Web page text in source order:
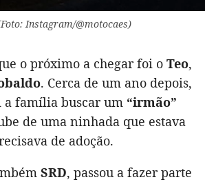
Instagram/@motocaes)
o próximo a chegar foi o Teo,
. Cerca de um ano depois,
a família buscar um “irmão”
de uma ninhada que estava
de adoção.
SRD, passou a fazer parte